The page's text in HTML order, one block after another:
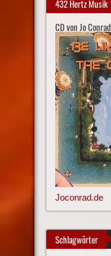
432 Hertz Musik
CD von Jo Conrad
Joconrad.de
Schlagwörter